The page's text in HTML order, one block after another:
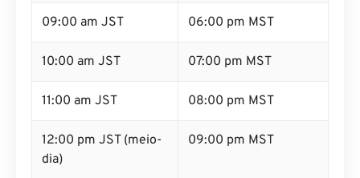
09:00 am JST 06:00 pm MST
10:00 am JST 07:00 pm MST
11:00 am JST 08:00 pm MST
12:00 pm JST (meio-
dia)
09:00 pm MST